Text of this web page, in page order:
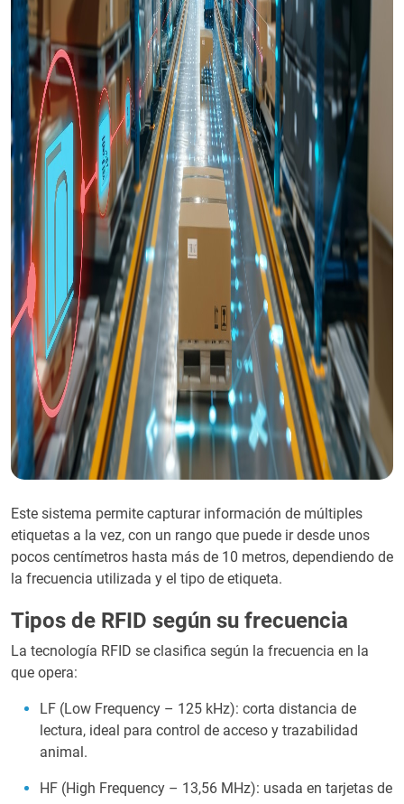
Este sistema permite capturar información de múltiples
etiquetas a la vez, con un rango que puede ir desde unos
pocos centímetros hasta más de 10 metros, dependiendo de
la frecuencia utilizada y el tipo de etiqueta.
Tipos de RFID según su frecuencia
La tecnología RFID se clasifica según la frecuencia en la
que opera:
LF (Low Frequency – 125 kHz): corta distancia de
lectura, ideal para control de acceso y trazabilidad
animal.
HF (High Frequency – 13,56 MHz): usada en tarjetas de